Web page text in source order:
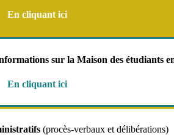
En cliquant ici
sur la Maison des étudiants
En cliquant ici
(procès-verbaux et délibérations)